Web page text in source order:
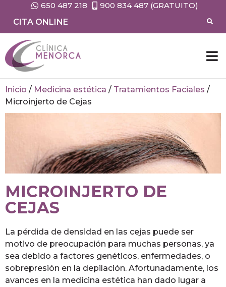
650 487 218
900 834 487 (GRATUITO)
CITA ONLINE
Inicio / Medicina estética / Tratamientos Faciales /
Microinjerto de Cejas
MICROINJERTO DE
CEJAS
La pérdida de densidad en las cejas puede ser
motivo de preocupación para muchas personas, ya
sea debido a factores genéticos, enfermedades, o
sobrepresión en la depilación. Afortunadamente, los
avances en la medicina estética han dado lugar a